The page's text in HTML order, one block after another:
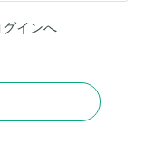
グインへ